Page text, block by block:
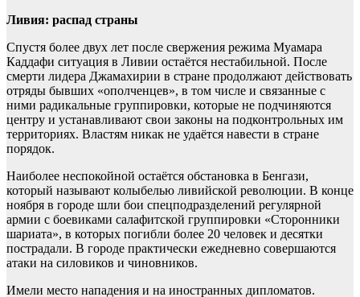
Ливия: распад страны
Спустя более двух лет после свержения режима Муамара
Каддафи ситуация в Ливии остаётся нестабильной. После
смерти лидера Джамахирии в стране продолжают действовать
отряды бывших «ополченцев», в том числе и связанные с
ними радикальные группировки, которые не подчиняются
центру и устанавливают свои законы на подконтрольных им
территориях. Властям никак не удаётся навести в стране
порядок.
Наиболее неспокойной остаётся обстановка в Бенгази,
который называют колыбелью ливийской революции. В конце
ноября в городе шли бои спецподразделений регулярной
армии с боевиками салафитской группировки «Сторонники
шариата», в которых погибли более 20 человек и десятки
пострадали. В городе практически ежедневно совершаются
атаки на силовиков и чиновников.
Имели место нападения и на иностранных дипломатов.